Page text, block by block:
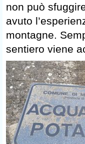
non può
avuto
montagne.
sentiero viene